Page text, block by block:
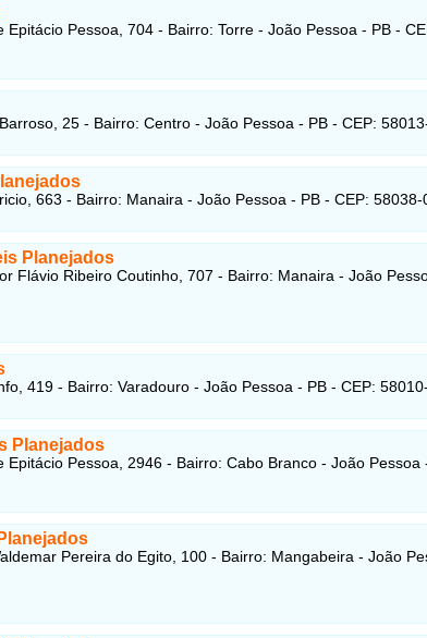
Epitácio Pessoa, 704 - Bairro: Torre - João Pessoa - PB -
25 - Bairro: Centro - João Pessoa - PB - CEP:
663 - Bairro: Manaira - João Pessoa - PB - CEP: 58038-
Planejados
Flávio Ribeiro Coutinho, 707 - Bairro: Manaira - João
419 - Bairro: Varadouro - João Pessoa - PB - CEP:
Planejados
Epitácio Pessoa, 2946 - Bairro: Cabo Branco - João Pessoa
Pereira do Egito, 100 - Bairro: Mangabeira - João